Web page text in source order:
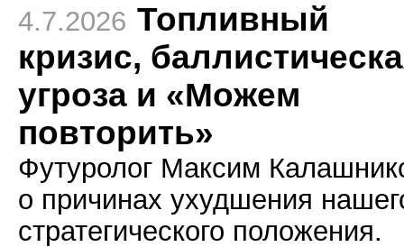
4.7.2026 Топливный
кризис,
угроза и «Можем
повторить»
Футуролог Максим
о причинах ухудшения
стратегического положения.